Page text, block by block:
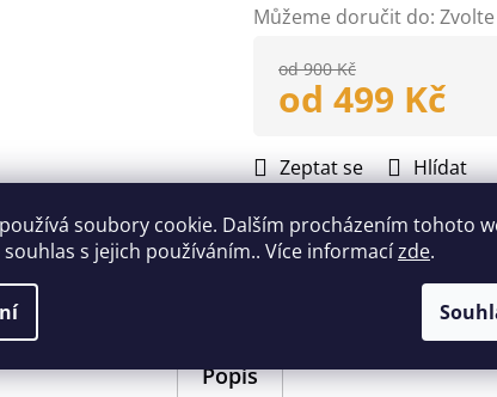
soubory cookie. Dalším procházením tohoto
s jejich používáním.. Více informacízde.
Můžeme doručit do:
Zeptat se Hlídat
Doplňkové parametry
od 900 Kč
od 499 Kč
cena:
Popis